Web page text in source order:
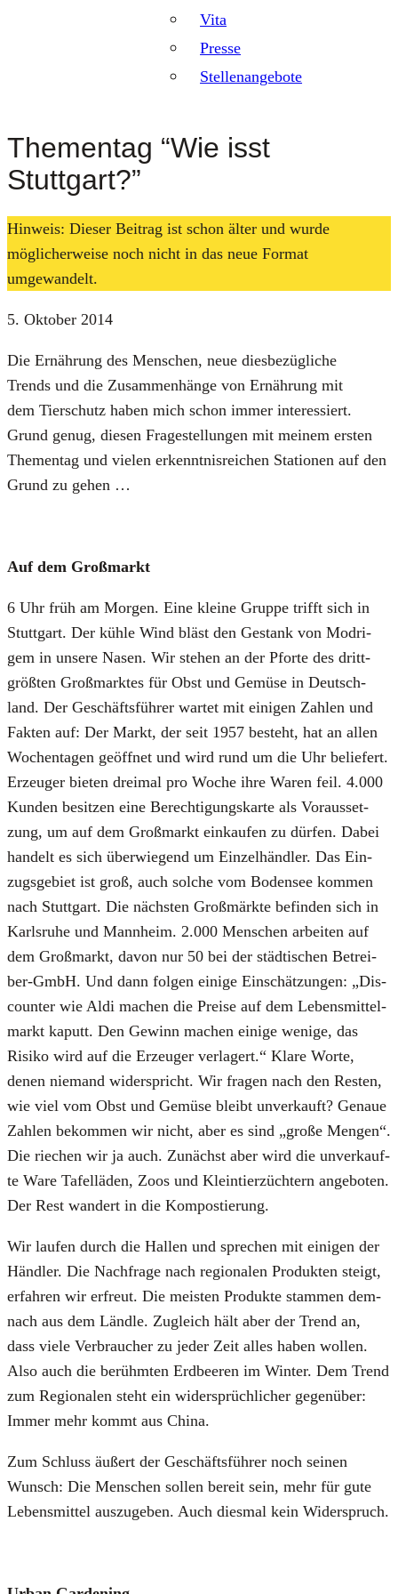
Vita
Presse
Stellenangebote
Thementag “Wie isst
Stuttgart?”
Hinweis: Dieser Beitrag ist schon älter und wurde
möglicherweise noch nicht in das neue Format
umgewandelt.
5. Oktober 2014
Die Ernäh­rung des Men­schen, neue dies­be­züg­li­che
Trends und die Zusam­men­hän­ge von Ernäh­rung mit
dem Tier­schutz haben mich schon immer inter­es­siert.
Grund genug, die­sen Fra­ge­stel­lun­gen mit mei­nem ers­ten
The­men­tag und vie­len erkennt­nis­rei­chen Sta­tio­nen auf den
Grund zu gehen …
Auf dem Groß­markt
6 Uhr früh am Mor­gen. Eine klei­ne Grup­pe trifft sich in
Stutt­gart. Der küh­le Wind bläst den Gestank von Mod­ri­
gem in unse­re Nasen. Wir ste­hen an der Pfor­te des dritt­
größ­ten Groß­mark­tes für Obst und Gemü­se in Deutsch­
land. Der Geschäfts­füh­rer war­tet mit eini­gen Zah­len und
Fak­ten auf: Der Markt, der seit 1957 besteht, hat an allen
Wochen­ta­gen geöff­net und wird rund um die Uhr belie­fert.
Erzeu­ger bie­ten drei­mal pro Woche ihre Waren feil. 4.000
Kun­den besit­zen eine Berech­ti­gungs­kar­te als Vor­aus­set­
zung, um auf dem Groß­markt ein­kau­fen zu dür­fen. Dabei
han­delt es sich über­wie­gend um Ein­zel­händ­ler. Das Ein­
zugs­ge­biet ist groß, auch sol­che vom Boden­see kom­men
nach Stutt­gart. Die nächs­ten Groß­märk­te befin­den sich in
Karls­ru­he und Mann­heim. 2.000 Men­schen arbei­ten auf
dem Groß­markt, davon nur 50 bei der städ­ti­schen Betrei­
ber-GmbH. Und dann fol­gen eini­ge Ein­schät­zun­gen: „Dis­
coun­ter wie Aldi machen die Prei­se auf dem Lebens­mit­tel­
markt kaputt. Den Gewinn machen eini­ge weni­ge, das
Risi­ko wird auf die Erzeu­ger ver­la­gert.“ Kla­re Wor­te,
denen nie­mand wider­spricht. Wir fra­gen nach den Res­ten,
wie viel vom Obst und Gemü­se bleibt unver­kauft? Genaue
Zah­len bekom­men wir nicht, aber es sind „gro­ße Men­gen“.
Die rie­chen wir ja auch. Zunächst aber wird die unver­kauf­
te Ware Tafel­lä­den, Zoos und Klein­tier­züch­tern ange­bo­ten.
Der Rest wan­dert in die Kom­pos­tie­rung.
Wir lau­fen durch die Hal­len und spre­chen mit eini­gen der
Händ­ler. Die Nach­fra­ge nach regio­na­len Pro­duk­ten steigt,
erfah­ren wir erfreut. Die meis­ten Pro­duk­te stam­men dem­
nach aus dem Länd­le. Zugleich hält aber der Trend an,
dass vie­le Ver­brau­cher zu jeder Zeit alles haben wol­len.
Also auch die berühm­ten Erd­bee­ren im Win­ter. Dem Trend
zum Regio­na­len steht ein wider­sprüch­li­cher gegen­über:
Immer mehr kommt aus Chi­na.
Zum Schluss äußert der Geschäfts­füh­rer noch sei­nen
Wunsch: Die Men­schen sol­len bereit sein, mehr für gute
Lebens­mit­tel aus­zu­ge­ben. Auch dies­mal kein Wider­spruch.